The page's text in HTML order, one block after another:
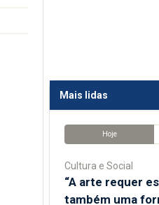
Mais lidas
Hoje
Cultura e Social
“A arte requer
também uma